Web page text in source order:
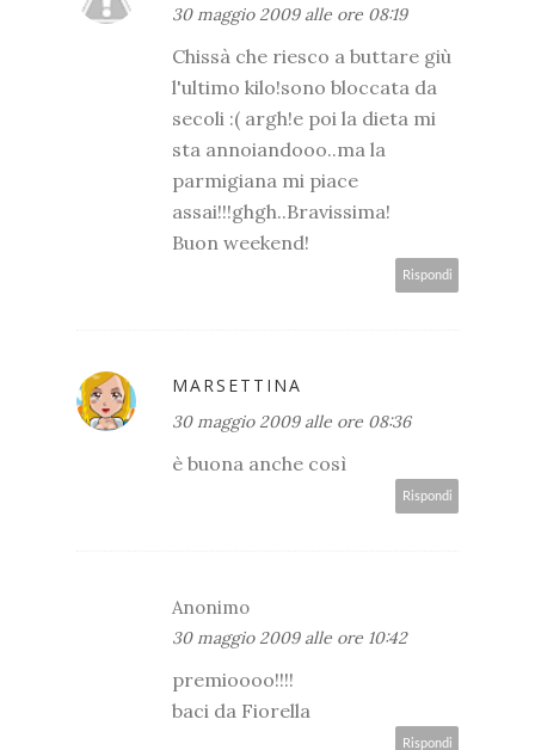
30 maggio 2009 alle ore 08:19
Chissà che riesco a buttare giù
l'ultimo kilo!sono bloccata da
secoli :( argh!e poi la dieta mi
sta annoiandooo..ma la
parmigiana mi piace
assai!!!ghgh..Bravissima!
Buon weekend!
Rispondi
MARSETTINA
30 maggio 2009 alle ore 08:36
è buona anche così
Rispondi
Anonimo
30 maggio 2009 alle ore 10:42
premioooo!!!!
baci da Fiorella
Rispondi